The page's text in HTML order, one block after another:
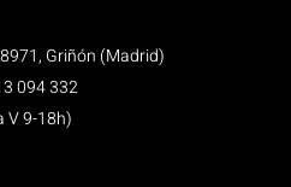
Griñón (Madrid)
094 332
V 9-18h)